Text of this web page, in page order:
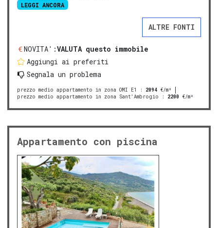
LEGGI ANCORA
ALTRE FONTI
NOVITA':VALUTA questo immobile
Aggiungi ai preferiti
Segnala un problema
prezzo medio appartamento in zona OMI E1 : 2094 €/m²
prezzo medio appartamento in zona Sant'Ambrogio : 2200 €/m²
Appartamento con piscina